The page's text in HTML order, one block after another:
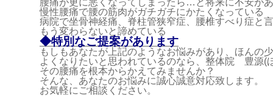
腰痛が更に悪くなってしまったら…と将来に不安が
慢性腰痛で腰の筋肉がガチガチにかたくなっている
病院で坐骨神経痛、脊柱管狭窄症、腰椎すべり症と
もう変わらないと諦めている
◆特別なご提案があります
もしもあなたが上記のようなお悩みがあり、ほんの
よくなりたいと思われているのなら、整体院 豊源(
その腰痛を根本からかえてみませんか？
そんな、あなたのお悩みに誠心誠意対応致します。
お気軽にご相談ください。